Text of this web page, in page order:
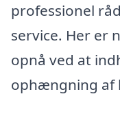
professionel
service. Her er
opnå ved at
ophængning af